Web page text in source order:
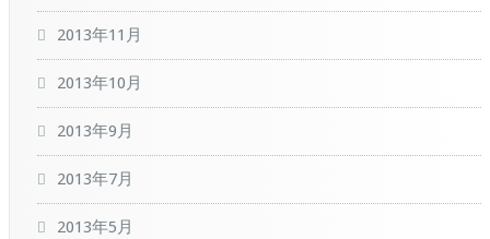
2013年11月
2013年10月
2013年9月
2013年7月
2013年5月